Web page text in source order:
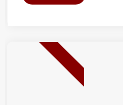
BEST SELLER